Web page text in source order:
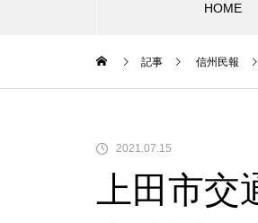
HOME
記事 信州民報
2021.07.15
上田市